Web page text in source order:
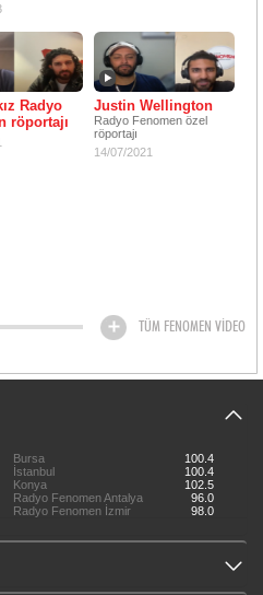
Radyo
röportajı
Justin Wellington
Radyo Fenomen özel
röportajı
14/07/2021
TÜM FENOMEN VİDEO
Bursa
100.4
İstanbul
100.4
Konya
102.5
Radyo Fenomen Antalya
96.0
Radyo Fenomen İzmir 98.0